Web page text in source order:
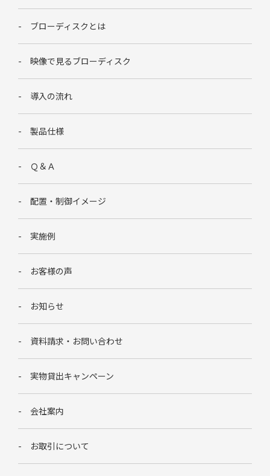
ブローディスクとは
映像で見るブローディスク
導入の流れ
製品仕様
Ｑ＆Ａ
配置・制御イメージ
実施例
お客様の声
お知らせ
資料請求・お問い合わせ
実物貸出キャンペーン
会社案内
お取引について